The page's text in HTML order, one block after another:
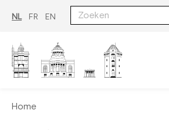
inhoud
gaan
NL FR EN
Home